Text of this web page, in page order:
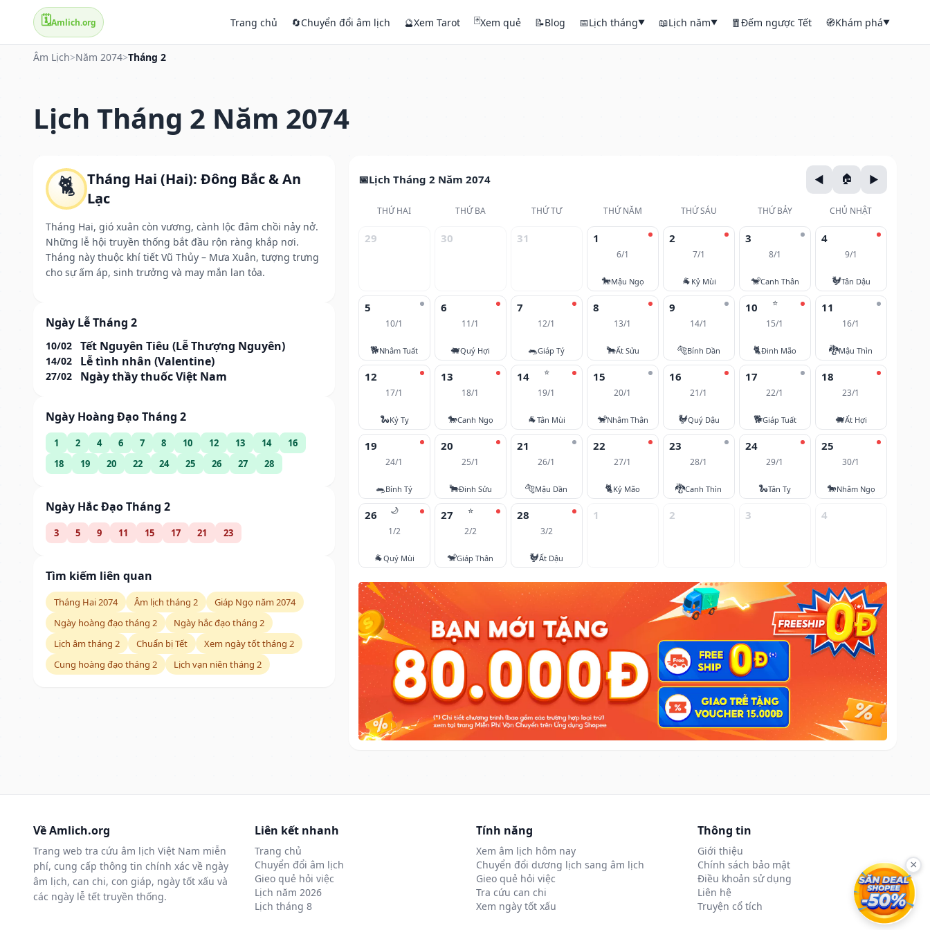
🗓️Amlich.org Trang chủ 🔄Chuyển đổi âm lịch 🔮Xem Tarot 🃏Xem quẻ 📝Blog 📅Lịch tháng▼ 📖Lịch năm▼ 🧧Đếm ngược Tết 🧭Khám phá▼
Âm Lịch>Năm 2074>Tháng 2
Lịch Tháng 2 Năm 2074
🐈
Tháng Hai (Hai): Đông Bắc & An
Lạc
Tháng Hai, gió xuân còn vương, cành lộc đâm chồi nảy nở.
Những lễ hội truyền thống bắt đầu rộn ràng khắp nơi.
Tháng này thuộc khí tiết Vũ Thủy – Mưa Xuân, tượng trưng
cho sự ấm áp, sinh trưởng và may mắn lan tỏa.
Ngày Lễ Tháng 2
10/02 Tết Nguyên Tiêu (Lễ Thượng Nguyên)
14/02 Lễ tình nhân (Valentine)
27/02 Ngày thầy thuốc Việt Nam
Ngày Hoàng Đạo Tháng 2
1 2 4 6 7 8 10 12 13 14
16
18
19 20 22 24 25 26 27 28
Ngày Hắc Đạo Tháng 2
3 5 9 11 15 17 21 23
Tìm kiếm liên quan
Tháng Hai 2074 Âm lịch tháng 2
Giáp Ngọ năm 2074
Ngày hoàng đạo tháng 2
Ngày hắc đạo tháng 2
Lịch âm tháng 2
Chuẩn bị Tết
Xem ngày tốt tháng 2
Cung hoàng đạo tháng 2
Lịch vạn niên tháng 2
Lịch Tháng 2 Năm 2074
THỨ HAI THỨ BA THỨ TƯ THỨ NĂM THỨ SÁU THỨ BẢY CHỦ NHẬT
29 30 31 1
6/1
🐎Mậu Ngọ
2
7/1
🐐 Kỷ Mùi
3
8/1
🐒Canh Thân
4
9/1
🐓Tân Dậu
5
10/1
🐕Nhâm Tuất
6
11/1
🐖Quý Hợi
7
12/1
🐀Giáp Tý
8
13/1
🐂Ất Sửu
9
14/1
🐅Bính Dần
⭐
10
15/1
🐈Đinh Mão
11
16/1
🐉Mậu Thìn
12
17/1
🐍Kỷ Tỵ
13
18/1
🐎Canh Ngọ
⭐
14
19/1
🐐Tân Mùi
15
20/1
🐒Nhâm Thân
16
21/1
🐓Quý Dậu
17
22/1
🐕Giáp Tuất
18
23/1
🐖Ất Hợi
19
24/1
🐀Bính Tý
20
25/1
🐂Đinh Sửu
21
26/1
🐅Mậu Dần
22
27/1
🐈Kỷ Mão
23
28/1
🐉Canh Thìn
24
29/1
🐍Tân Tỵ
25
30/1
🐎Nhâm Ngọ
🌙
26
1/2
🐐Quý Mùi
⭐
27
2/2
🐒Giáp Thân
28
3/2
🐓Ất Dậu
1 2 3 4
Về Amlich.org
Trang web tra cứu âm lịch Việt Nam miễn
phí, cung cấp thông tin chính xác về ngày
âm lịch, can chi, con giáp, ngày tốt xấu và
các ngày lễ tết truyền thống.
Liên kết nhanh
Trang chủ
Chuyển đổi âm lịch
Gieo quẻ hỏi việc
Lịch năm 2026
Lịch tháng 8
Tính năng
Xem âm lịch hôm nay
Chuyển đổi dương lịch sang âm lịch
Gieo quẻ hỏi việc
Tra cứu can chi
Xem ngày tốt xấu
Thông tin
Giới thiệu
Chính sách bảo mật
Điều khoản sử dụng
Liên hệ
Truyện cổ tích
×